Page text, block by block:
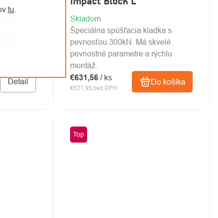
tu
Detail
Skladom
€521,95 bez DPH
€631,56/ ks Do košíka
Špeciálna spúšťacia kladka s
pevnosťou 300kN. Má skvelé
pevnostné parametre a rýchlu
montáž.
Top